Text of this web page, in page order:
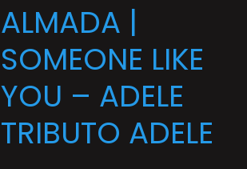
ALMADA |
SOMEONE LIKE
YOU – ADELE
TRIBUTO ADELE